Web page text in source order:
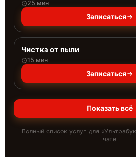
25 мин
Записаться
Чистка от пыли
15 мин
Записаться
Показать всё
Полный список услуг для «Ультрабук
чате